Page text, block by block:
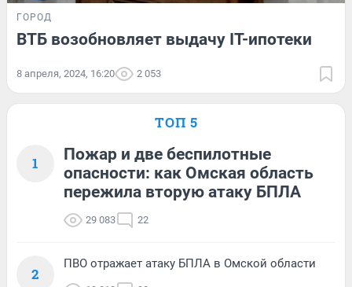
ГОРОД
ВТБ возобновляет выдачу IT-ипотеки
8 апреля, 2024, 16:20 2 053
ТОП 5
1
Пожар и две беспилотные
опасности: как Омская область
пережила вторую атаку БПЛА
29 083 22
2
ПВО отражает атаку БПЛА в Омской области